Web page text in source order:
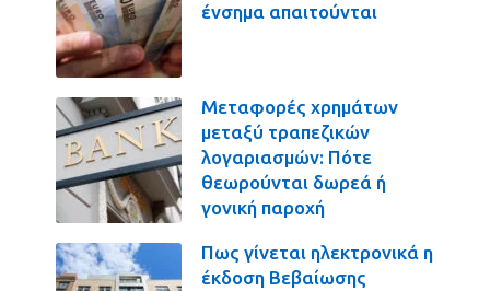
ένσημα απαιτούνται
Μεταφορές χρημάτων
μεταξύ τραπεζικών
λογαριασμών: Πότε
θεωρούνται δωρεά ή
γονική παροχή
Πως γίνεται ηλεκτρονικά η
έκδοση Βεβαίωσης